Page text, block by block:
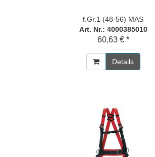
f.Gr.1 (48-56) MAS
Art. Nr.: 4000385010
60,63 € *
Details